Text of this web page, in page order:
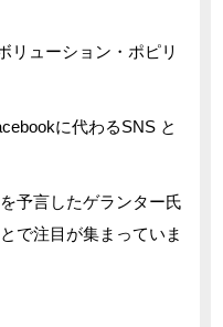
リューション・ポピリ
に代わるSNS と
予言したゲランター氏
で注目が集まっていま